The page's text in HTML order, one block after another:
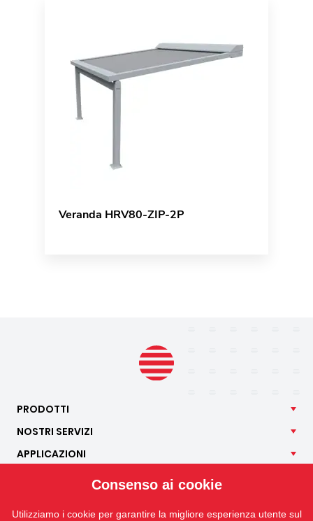
Veranda HRV80-ZIP-2P
PRODOTTI
NOSTRI SERVIZI
APPLICAZIONI
Consenso ai cookie
Utilizziamo i cookie per garantire la migliore esperienza utente sul